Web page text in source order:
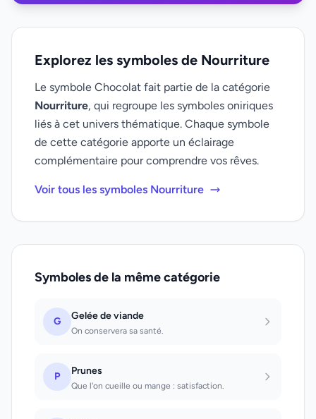
Explorez les symboles de Nourriture
Le symbole Chocolat fait partie de la catégorie
Nourriture, qui regroupe les symboles oniriques
liés à cet univers thématique. Chaque symbole
de cette catégorie apporte un éclairage
complémentaire pour comprendre vos rêves.
Voir tous les symboles Nourriture
Symboles de la même catégorie
G Gelée de viande
On conservera sa santé.
P Prunes
Que l'on cueille ou mange : satisfaction.